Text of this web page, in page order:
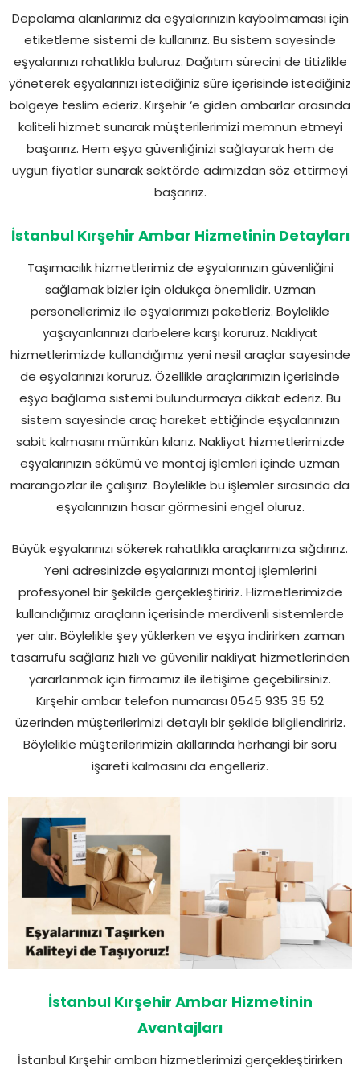
Depolama alanlarımız da eşyalarınızın kaybolmaması için
etiketleme sistemi de kullanırız. Bu sistem sayesinde
eşyalarınızı rahatlıkla buluruz. Dağıtım sürecini de titizlikle
yöneterek eşyalarınızı istediğiniz süre içerisinde istediğiniz
bölgeye teslim ederiz. Kırşehir ‘e giden ambarlar arasında
kaliteli hizmet sunarak müşterilerimizi memnun etmeyi
başarırız. Hem eşya güvenliğinizi sağlayarak hem de
uygun fiyatlar sunarak sektörde adımızdan söz ettirmeyi
başarırız.
İstanbul Kırşehir Ambar Hizmetinin Detayları
Taşımacılık hizmetlerimiz de eşyalarınızın güvenliğini
sağlamak bizler için oldukça önemlidir. Uzman
personellerimiz ile eşyalarımızı paketleriz. Böylelikle
yaşayanlarınızı darbelere karşı koruruz. Nakliyat
hizmetlerimizde kullandığımız yeni nesil araçlar sayesinde
de eşyalarınızı koruruz. Özellikle araçlarımızın içerisinde
eşya bağlama sistemi bulundurmaya dikkat ederiz. Bu
sistem sayesinde araç hareket ettiğinde eşyalarınızın
sabit kalmasını mümkün kılarız. Nakliyat hizmetlerimizde
eşyalarınızın sökümü ve montaj işlemleri içinde uzman
marangozlar ile çalışırız. Böylelikle bu işlemler sırasında da
eşyalarınızın hasar görmesini engel oluruz.
Büyük eşyalarınızı sökerek rahatlıkla araçlarımıza sığdırırız.
Yeni adresinizde eşyalarınızı montaj işlemlerini
profesyonel bir şekilde gerçekleştiririz. Hizmetlerimizde
kullandığımız araçların içerisinde merdivenli sistemlerde
yer alır. Böylelikle şey yüklerken ve eşya indirirken zaman
tasarrufu sağlarız hızlı ve güvenilir nakliyat hizmetlerinden
yararlanmak için firmamız ile iletişime geçebilirsiniz.
Kırşehir ambar telefon numarası 0545 935 35 52
üzerinden müşterilerimizi detaylı bir şekilde bilgilendiririz.
Böylelikle müşterilerimizin akıllarında herhangi bir soru
işareti kalmasını da engelleriz.
İstanbul Kırşehir Ambar Hizmetinin
Avantajları
İstanbul Kırşehir ambarı hizmetlerimizi gerçekleştirirken